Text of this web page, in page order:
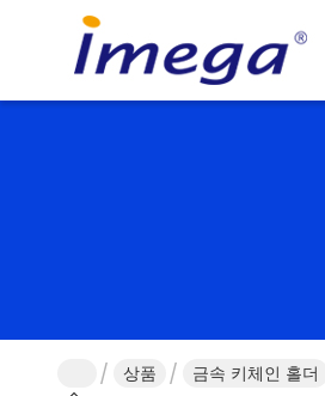
상품 금속 키체인 홀더